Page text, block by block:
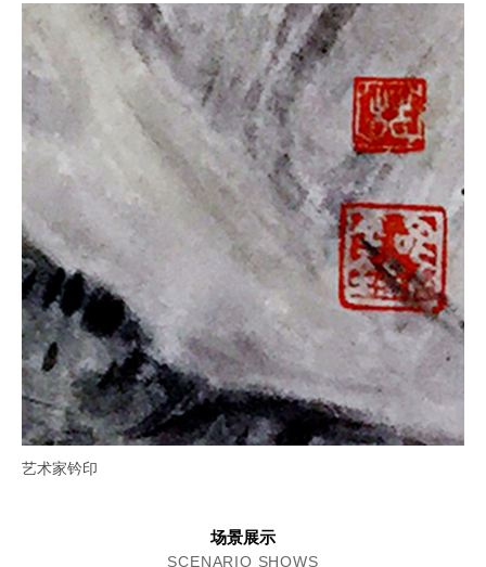
艺术家钤印
场景展示
SCENARIO SHOWS